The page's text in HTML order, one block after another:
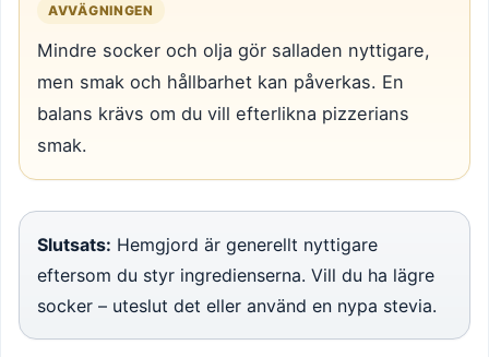
AVVÄGNINGEN
Mindre socker och olja gör salladen nyttigare,
men smak och hållbarhet kan påverkas. En
balans krävs om du vill efterlikna pizzerians
smak.
Slutsats: Hemgjord är generellt nyttigare
eftersom du styr ingredienserna. Vill du ha lägre
socker – uteslut det eller använd en nypa stevia.